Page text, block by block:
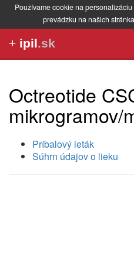
Používame cookie na
prevádzku na našich
+ ipil.sk
Octreotide
mikrogramov/
Príbalový leták
Súhrn údajov o lieku